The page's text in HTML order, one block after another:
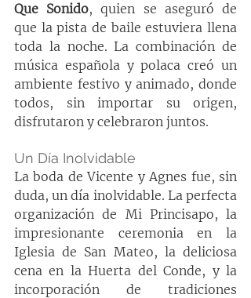
Que Sonido, quien se aseguró de
que la pista de baile estuviera llena
toda la noche. La combinación de
música española y polaca creó un
ambiente festivo y animado, donde
todos, sin importar su origen,
disfrutaron y celebraron juntos.
Un Día Inolvidable
La boda de Vicente y Agnes fue, sin
duda, un día inolvidable. La perfecta
organización de Mi Princisapo, la
impresionante ceremonia en la
Iglesia de San Mateo, la deliciosa
cena en la Huerta del Conde, y la
incorporación de tradiciones